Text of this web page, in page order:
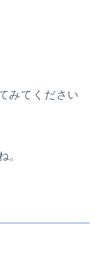
みてください
。